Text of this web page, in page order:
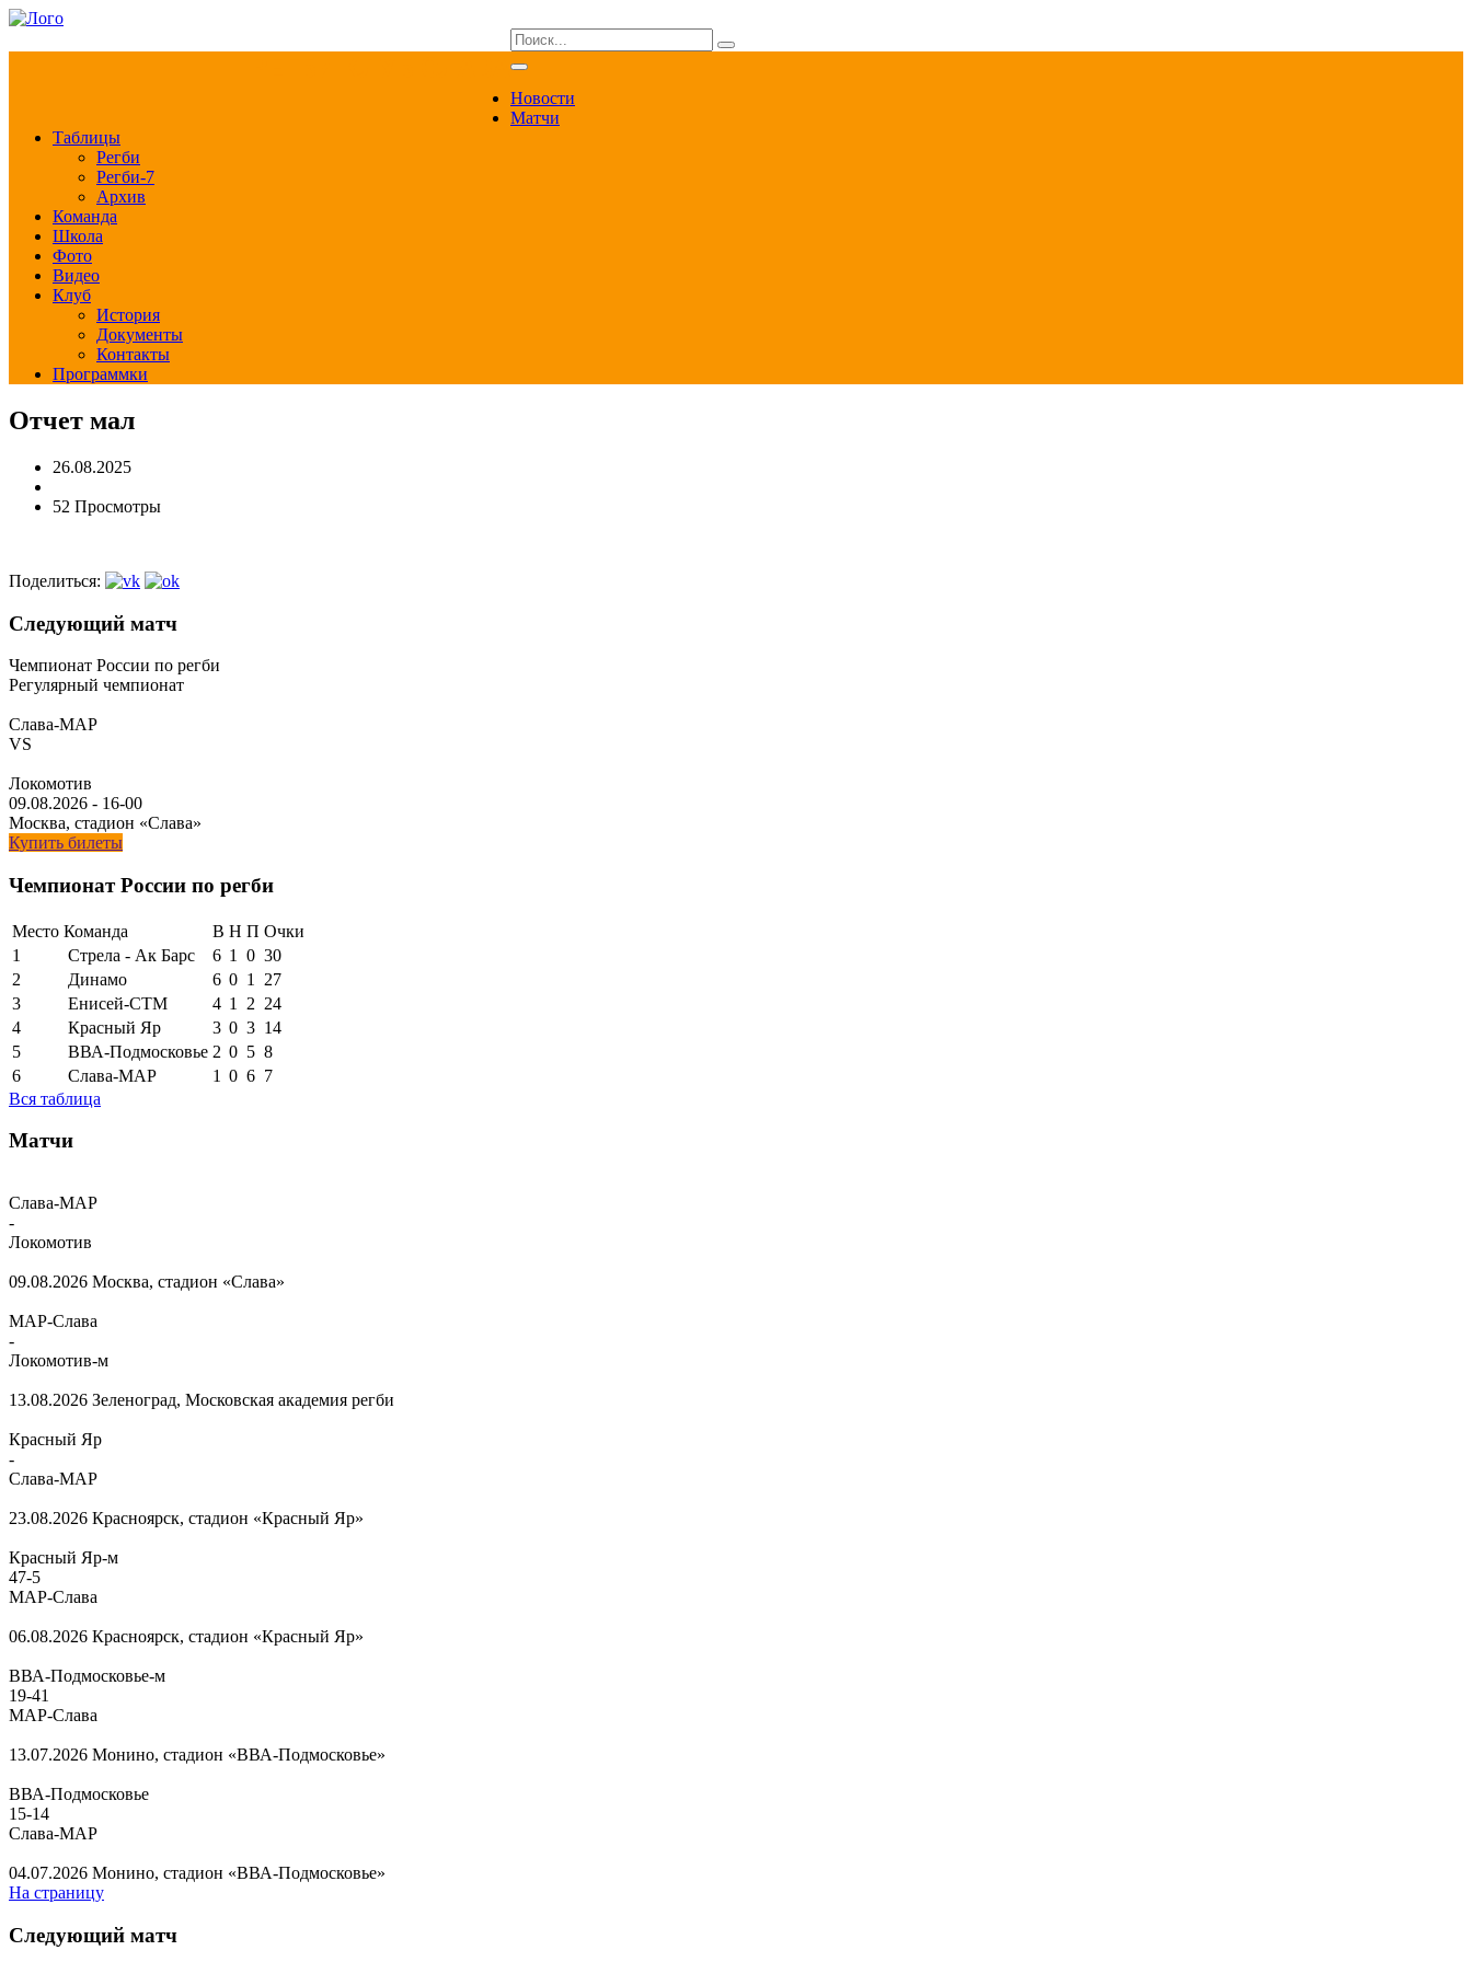
Новости
Матчи
Таблицы
Регби
Регби-7
Архив
Команда
Школа
Фото
Видео
Клуб
История
Документы
Контакты
Программки
Отчет мал
26.08.2025
52 Просмотры
Поделиться:
Следующий матч
Чемпионат России по регби
Регулярный чемпионат
Слава-МАР
VS
Локомотив
09.08.2026 - 16-00
Москва, стадион «Слава»
Купить билеты
Чемпионат России по регби
Место Команда В Н П Очки
1
Стрела - Ак Барс 6 1 0 30
2
Динамо 6 0 1
27
3
Енисей-СТМ 4 1 2 24
4
Красный Яр 3 0 3 14
5
ВВА-Подмосковье 2 0 5 8
6
Слава-МАР 1 0 6 7
Вся таблица
Матчи
Слава-МАР
-
Локомотив
09.08.2026 Москва, стадион «Слава»
МАР-Слава
-
Локомотив-м
13.08.2026 Зеленоград, Московская академия регби
Красный Яр
-
Слава-МАР
23.08.2026 Красноярск, стадион «Красный Яр»
Красный Яр-м
47-5
МАР-Слава
06.08.2026 Красноярск, стадион «Красный Яр»
ВВА-Подмосковье-м
19-41
МАР-Слава
13.07.2026 Монино, стадион «ВВА-Подмосковье»
ВВА-Подмосковье
15-14
Слава-МАР
04.07.2026 Монино, стадион «ВВА-Подмосковье»
На страницу
Следующий матч